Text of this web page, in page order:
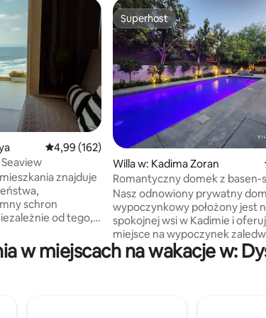
174Średnia ocena: 4,99 na 5, liczba recenzji: 162
4,99 (162)
znajduje
schron
rozpieszczania się,
uciec od
Superhost
Superhost
Willa w: Kadima Zoran
Romantyczny domek z basen-
Nasz odnowiony prywatny dom
wypoczynkowy położony jest
spokojnej wsi w Kadimie i
miejsce na wypoczynek
15 minut od plaż i kawiarni w
otoczona rezerwatami
w miejscach na wakacje w: